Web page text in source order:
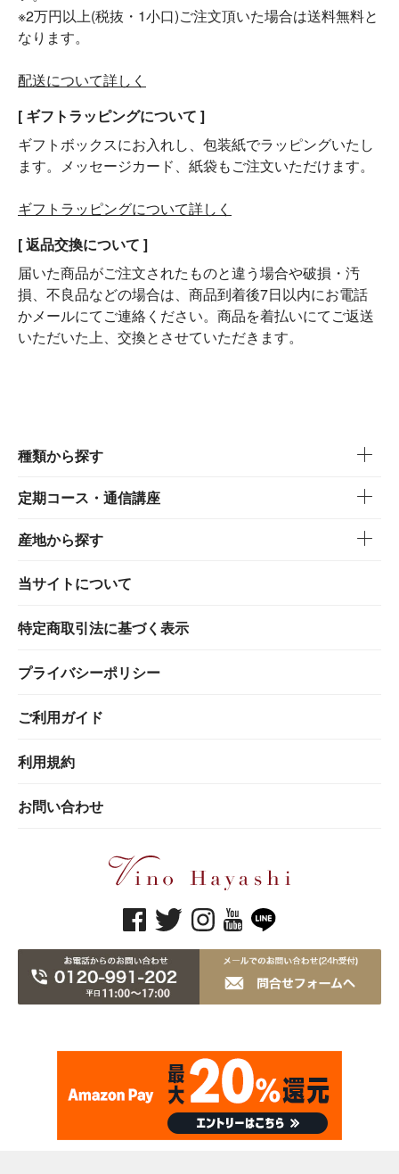
※2万円以上(税抜・1小口)ご注文頂いた場合は送料無料と
なります。
配送について詳しく
[ ギフトラッピングについて ]
ギフトボックスにお入れし、包装紙でラッピングいたし
ます。メッセージカード、紙袋もご注文いただけます。
ギフトラッピングについて詳しく
[ 返品交換について ]
届いた商品がご注文されたものと違う場合や破損・汚
損、不良品などの場合は、商品到着後7日以内にお電話
かメールにてご連絡ください。商品を着払いにてご返送
いただいた上、交換とさせていただきます。
種類から探す
定期コース・通信講座
産地から探す
当サイトについて
特定商取引法に基づく表示
プライバシーポリシー
ご利用ガイド
利用規約
お問い合わせ